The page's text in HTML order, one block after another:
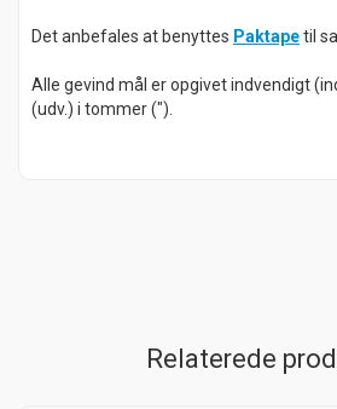
Det anbefales at benyttes Paktapetil
Alle gevind mål er opgivet indvendigt
(udv.) i tommer (").
Relaterede